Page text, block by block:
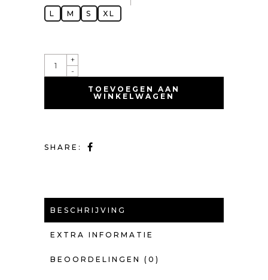
L M S XL
QUANTITY
-
+
TOEVOEGEN AAN
WINKELWAGEN
SHARE:
BESCHRIJVING
EXTRA INFORMATIE
BEOORDELINGEN (0)